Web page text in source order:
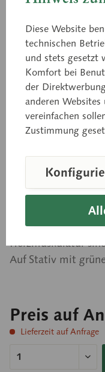
HS 5
Herz
ca. 1 1/2fach
Fensterungen
Vorhöfe zum
dargestellt. Die
Herzmuskulatur
Auf Stativ mit
Preis auf
Lieferzeit auf Anfrage
Diese Website
technischen
und stets gesetzt
Komfort bei
der
anderen
vereinfachen
Zustimmung